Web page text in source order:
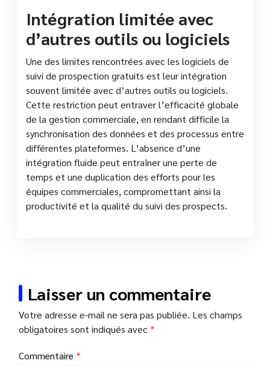
Intégration limitée avec
d’autres outils ou logiciels
Une des limites rencontrées avec les logiciels de
suivi de prospection gratuits est leur intégration
souvent limitée avec d’autres outils ou logiciels.
Cette restriction peut entraver l’efficacité globale
de la gestion commerciale, en rendant difficile la
synchronisation des données et des processus entre
différentes plateformes. L’absence d’une
intégration fluide peut entraîner une perte de
temps et une duplication des efforts pour les
équipes commerciales, compromettant ainsi la
productivité et la qualité du suivi des prospects.
Laisser un commentaire
Votre adresse e-mail ne sera pas publiée. Les champs
obligatoires sont indiqués avec *
Commentaire *